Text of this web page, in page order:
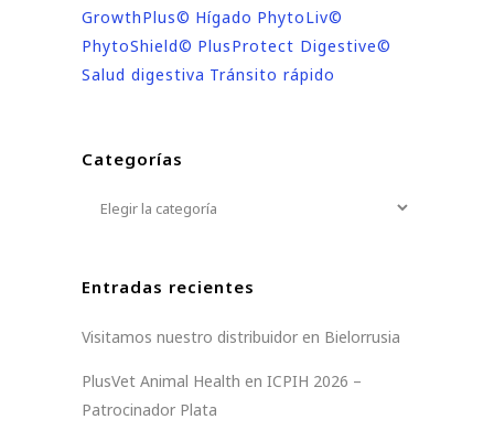
GrowthPlus© Hígado PhytoLiv©
PhytoShield© PlusProtect Digestive©
Salud digestiva Tránsito rápido
Categorías
Categorías
Entradas recientes
Visitamos nuestro distribuidor en Bielorrusia
PlusVet Animal Health en ICPIH 2026 –
Patrocinador Plata